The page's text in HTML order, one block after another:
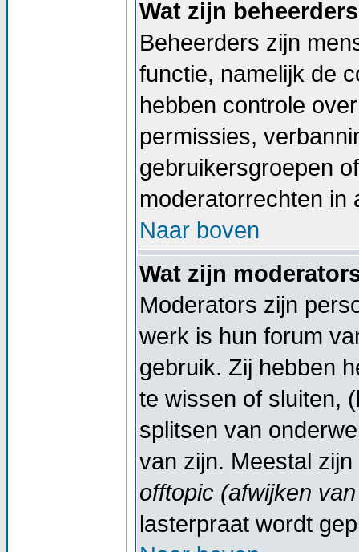
Wat zijn
Beheerders zijn
functie, namelijk de
hebben controle
permissies,
gebruikersgroepen
moderatorrechten in
Naar boven
Wat zijn
Moderators zijn
werk is hun forum
gebruik. Zij hebben
te wissen of sluiten,
splitsen van
van zijn. Meestal
offtopic (afwijken
lasterpraat wordt